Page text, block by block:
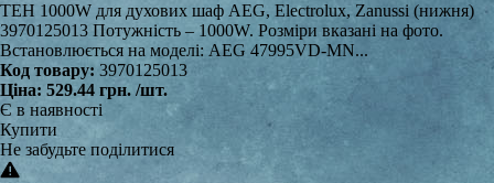
ТЕН 1000W для духових шаф AEG, Electrolux, Zanussi (нижня)
3970125013 Потужність – 1000W. Розміри вказані на фото.
Встановлюється на моделі: AEG 47995VD-MN...
Код товару: 3970125013
Ціна: 529.44 грн. /шт.
Є в наявності
Купити
Не забудьте поділитися